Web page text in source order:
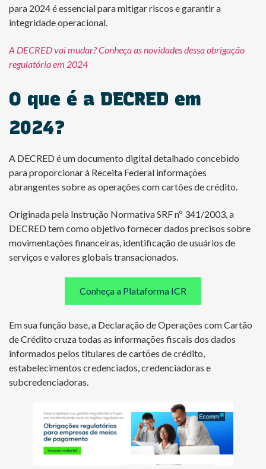
para 2024 é essencial para mitigar riscos e garantir a
integridade operacional.
A DECRED vai mudar? Conheça as novidades dessa obrigação
regulatória em 2024
O que é a DECRED em
2024?
A DECRED é um documento digital detalhado concebido
para proporcionar à Receita Federal informações
abrangentes sobre as operações com cartões de crédito.
Originada pela Instrução Normativa SRF nº 341/2003, a
DECRED tem como objetivo fornecer dados precisos sobre
movimentações financeiras, identificação de usuários de
serviços e valores globais transacionados.
Conheça a Plataforma ICR
Em sua função base, a Declaração de Operações com Cartão
de Crédito cruza todas as informações fiscais dos dados
informados pelos titulares de cartões de crédito,
estabelecimentos credenciados, credenciadoras e
subcredenciadoras.